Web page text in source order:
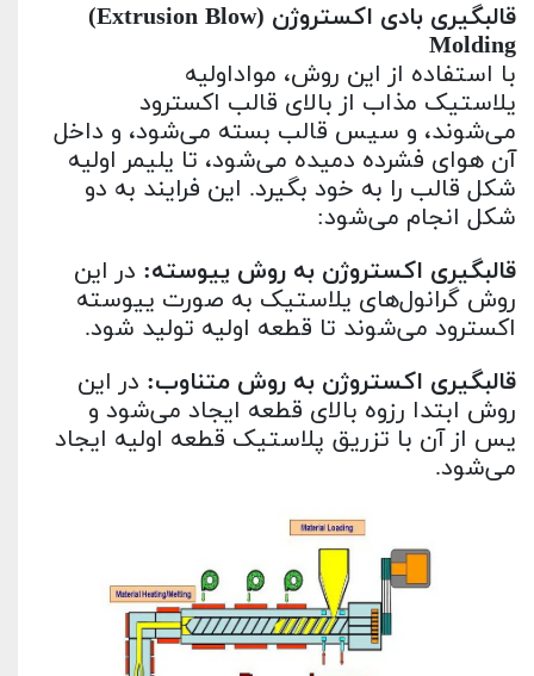
قالبگیری بادی اکستروژن ((Extrusion Blow
Molding
با استفاده از این روش، مواداولیه
پلاستیک مذاب از بالای قالب اکسترود
می‌شوند، و سپس قالب بسته می‌شود، و داخل
آن هوای فشرده دمیده می‌شود، تا پلیمر اولیه
شکل قالب را به خود بگیرد. این فرایند به دو
شکل انجام می‌شود:
قالبگیری اکستروژن به روش پیوسته: در این
روش گرانول‌های پلاستیک به صورت پیوسته
اکسترود می‌شوند تا قطعه اولیه تولید شود.
قالبگیری اکستروژن به روش متناوب: در این
روش ابتدا رزوه بالای قطعه ایجاد می‌شود و
پس از آن با تزریق پلاستیک قطعه اولیه ایجاد
می‌شود.